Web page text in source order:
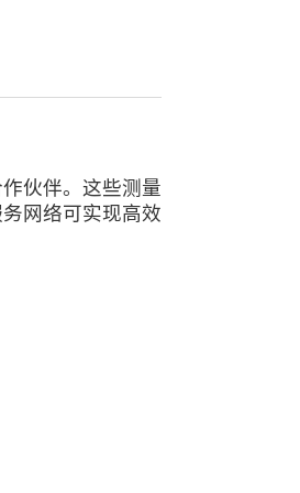
伙伴。这些测量
网络可实现高效